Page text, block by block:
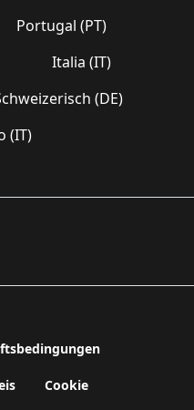
Portugal (PT)
Italia (IT)
(DE)
(IT)
Cookie